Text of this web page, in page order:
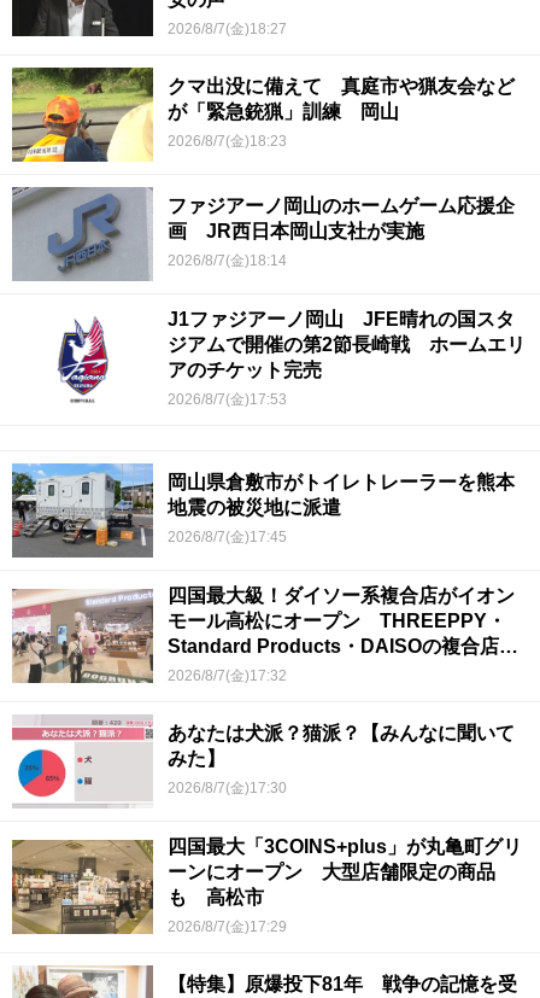
2026/8/7(金)18:27
クマ出没に備えて 真庭市や猟友会など
が「緊急銃猟」訓練 岡山
2026/8/7(金)18:23
ファジアーノ岡山のホームゲーム応援企
画 JR西日本岡山支社が実施
2026/8/7(金)18:14
J1ファジアーノ岡山 JFE晴れの国スタ
ジアムで開催の第2節長崎戦 ホームエリ
アのチケット完売
2026/8/7(金)17:53
岡山県倉敷市がトイレトレーラーを熊本
地震の被災地に派遣
2026/8/7(金)17:45
四国最大級！ダイソー系複合店がイオン
モール高松にオープン THREEPPY・
Standard Products・DAISOの複合店は
香川県初
2026/8/7(金)17:32
あなたは犬派？猫派？【みんなに聞いて
みた】
2026/8/7(金)17:30
四国最大「3COINS+plus」が丸亀町グリ
ーンにオープン 大型店舗限定の商品
も 高松市
2026/8/7(金)17:29
【特集】原爆投下81年 戦争の記憶を受